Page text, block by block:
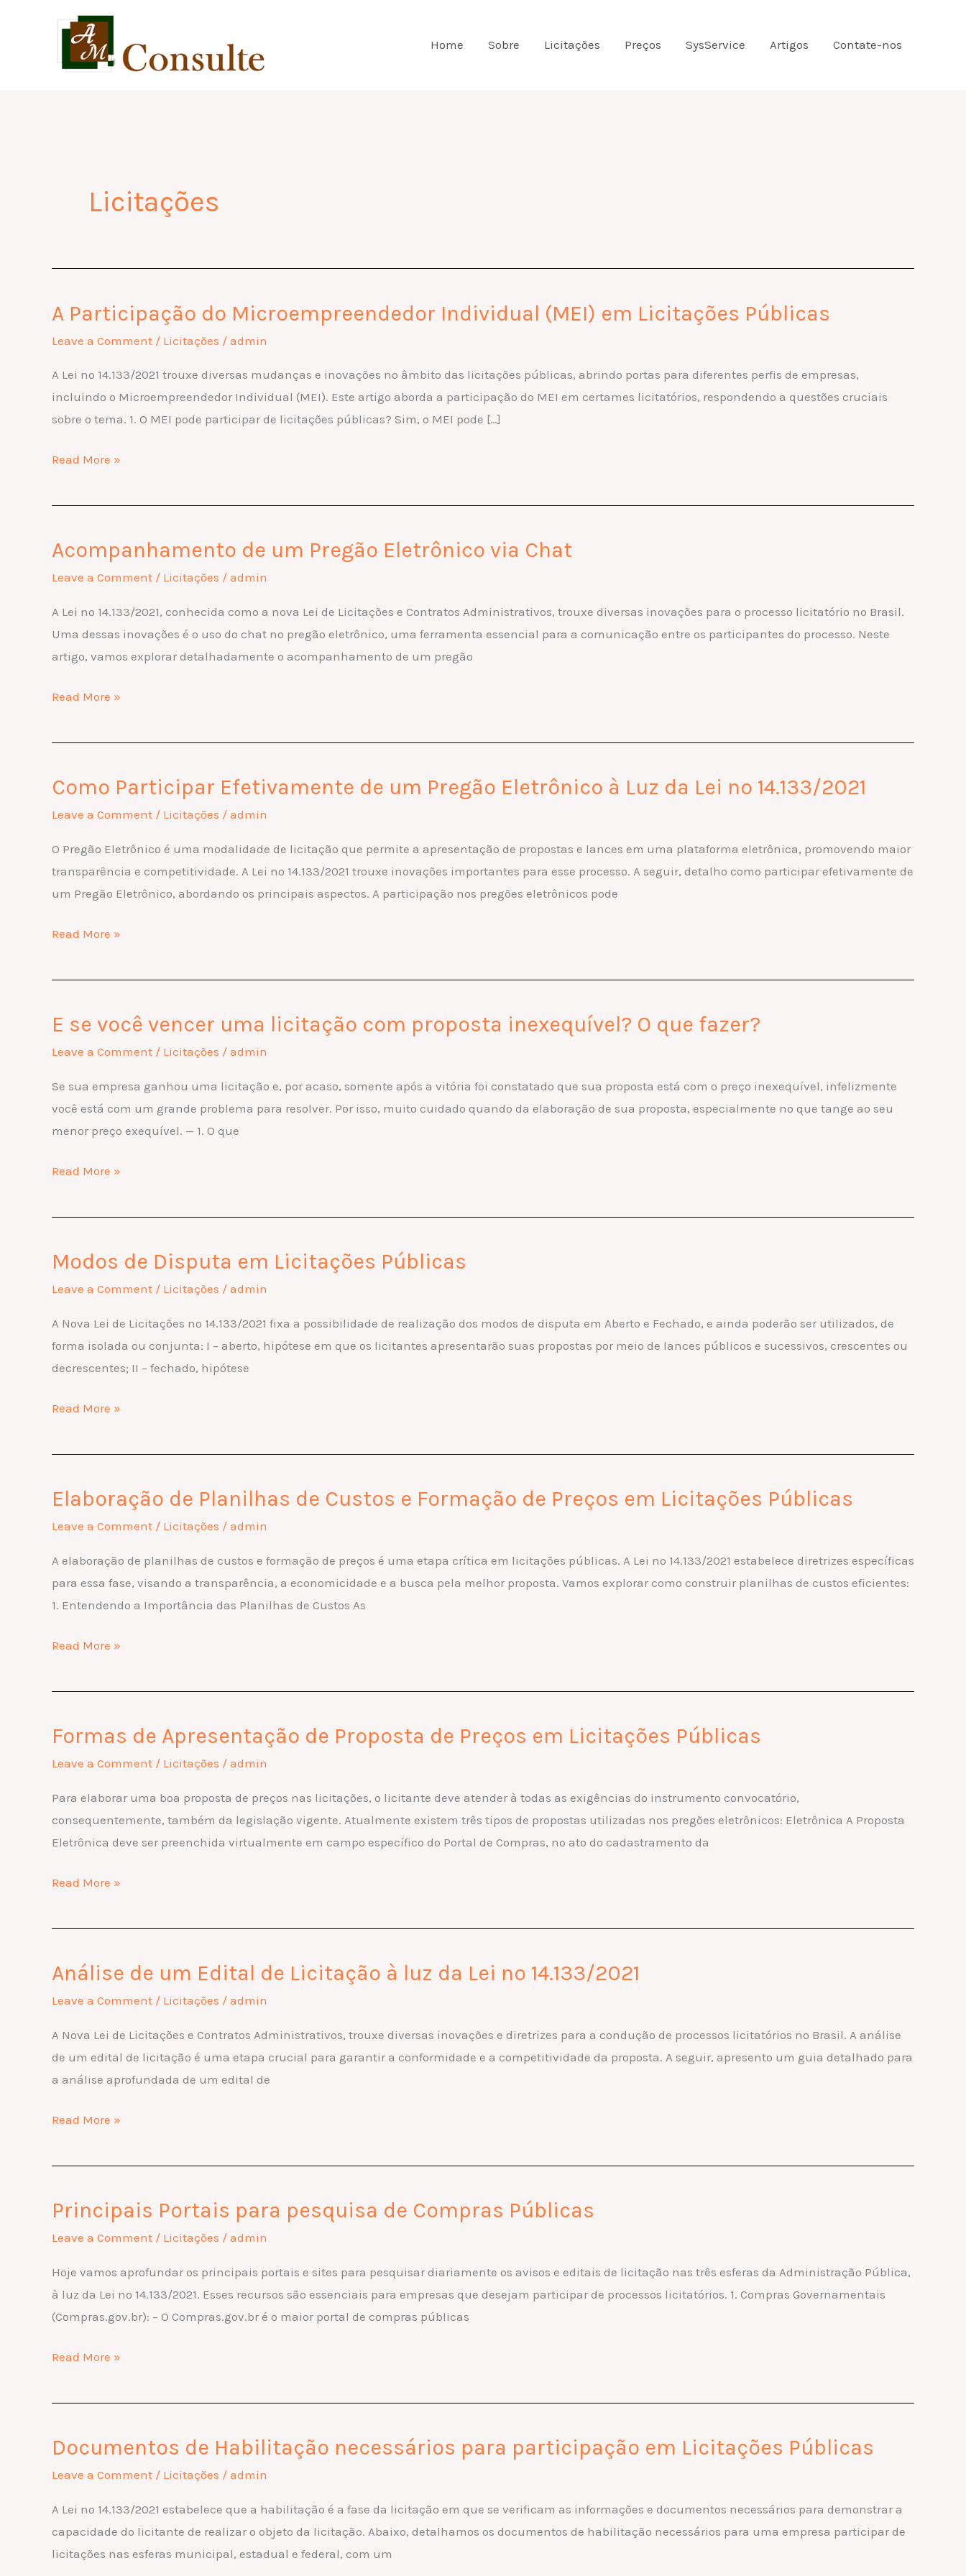
Home Sobre Licitações Preços SysService Artigos Contate-nos
Licitações
A Participação do Microempreendedor Individual (MEI) em Licitações Públicas
Leave a Comment / Licitações / admin
A Lei nº 14.133/2021 trouxe diversas mudanças e inovações no âmbito das licitações públicas, abrindo portas para diferentes perfis de empresas,
incluindo o Microempreendedor Individual (MEI). Este artigo aborda a participação do MEI em certames licitatórios, respondendo a questões cruciais
sobre o tema. 1. O MEI pode participar de licitações públicas? Sim, o MEI pode […]
A
Microempreendedor
Individual
(MEI)
Licitações
Read More »
Acompanhamento de um Pregão Eletrônico via Chat
Leave a Comment / Licitações / admin
A Lei nº 14.133/2021, conhecida como a nova Lei de Licitações e Contratos Administrativos, trouxe diversas inovações para o processo licitatório no Brasil.
Uma dessas inovações é o uso do chat no pregão eletrônico, uma ferramenta essencial para a comunicação entre os participantes do processo. Neste
artigo, vamos explorar detalhadamente o acompanhamento de um pregão
Acompanhamento
Pregão
Eletrônico
via
Read More »
Como Participar Efetivamente de um Pregão Eletrônico à Luz da Lei nº 14.133/2021
Leave a Comment / Licitações / admin
O Pregão Eletrônico é uma modalidade de licitação que permite a apresentação de propostas e lances em uma plataforma eletrônica, promovendo maior
transparência e competitividade. A Lei nº 14.133/2021 trouxe inovações importantes para esse processo. A seguir, detalho como participar efetivamente de
um Pregão Eletrônico, abordando os principais aspectos. A participação nos pregões eletrônicos pode
Como
de
um
Pregão
à
da
nº
14.133/2021
Read More »
E se você vencer uma licitação com proposta inexequível? O que fazer?
Leave a Comment / Licitações / admin
Se sua empresa ganhou uma licitação e, por acaso, somente após a vitória foi constatado que sua proposta está com o preço inexequível, infelizmente
você está com um grande problema para resolver. Por isso, muito cuidado quando da elaboração de sua proposta, especialmente no que tange ao seu
menor preço exequível. — 1. O que
E
vencer
uma
licitação
proposta
O
fazer?
Read More »
Modos de Disputa em Licitações Públicas
Leave a Comment / Licitações / admin
A Nova Lei de Licitações nº 14.133/2021 fixa a possibilidade de realização dos modos de disputa em Aberto e Fechado, e ainda poderão ser utilizados, de
forma isolada ou conjunta: I – aberto, hipótese em que os licitantes apresentarão suas propostas por meio de lances públicos e sucessivos, crescentes ou
decrescentes; II – fechado, hipótese
Modos
em
Licitações
Públicas
Read More »
Elaboração de Planilhas de Custos e Formação de Preços em Licitações Públicas
Leave a Comment / Licitações / admin
A elaboração de planilhas de custos e formação de preços é uma etapa crítica em licitações públicas. A Lei nº 14.133/2021 estabelece diretrizes específicas
para essa fase, visando a transparência, a economicidade e a busca pela melhor proposta. Vamos explorar como construir planilhas de custos eficientes:
1. Entendendo a Importância das Planilhas de Custos As
Elaboração
de
Custos
e
de
em
Públicas
Read More »
Formas de Apresentação de Proposta de Preços em Licitações Públicas
Leave a Comment / Licitações / admin
Para elaborar uma boa proposta de preços nas licitações, o licitante deve atender à todas as exigências do instrumento convocatório,
consequentemente, também da legislação vigente. Atualmente existem três tipos de propostas utilizadas nos pregões eletrônicos: Eletrônica A Proposta
Eletrônica deve ser preenchida virtualmente em campo específico do Portal de Compras, no ato do cadastramento da
Formas
de
Proposta
de
em
Públicas
Read More »
Análise de um Edital de Licitação à luz da Lei nº 14.133/2021
Leave a Comment / Licitações / admin
A Nova Lei de Licitações e Contratos Administrativos, trouxe diversas inovações e diretrizes para a condução de processos licitatórios no Brasil. A análise
de um edital de licitação é uma etapa crucial para garantir a conformidade e a competitividade da proposta. A seguir, apresento um guia detalhado para
a análise aprofundada de um edital de
Análise
Edital
de
Licitação
luz
Lei
14.133/2021
Read More »
Principais Portais para pesquisa de Compras Públicas
Leave a Comment / Licitações / admin
Hoje vamos aprofundar os principais portais e sites para pesquisar diariamente os avisos e editais de licitação nas três esferas da Administração Pública,
à luz da Lei nº 14.133/2021. Esses recursos são essenciais para empresas que desejam participar de processos licitatórios. 1. Compras Governamentais
(Compras.gov.br): – O Compras.gov.br é o maior portal de compras públicas
Principais
pesquisa
de
Compras
Read More »
Documentos de Habilitação necessários para participação em Licitações Públicas
Leave a Comment / Licitações / admin
A Lei nº 14.133/2021 estabelece que a habilitação é a fase da licitação em que se verificam as informações e documentos necessários para demonstrar a
capacidade do licitante de realizar o objeto da licitação. Abaixo, detalhamos os documentos de habilitação necessários para uma empresa participar de
licitações nas esferas municipal, estadual e federal, com um
Documentos
necessários
para
participação